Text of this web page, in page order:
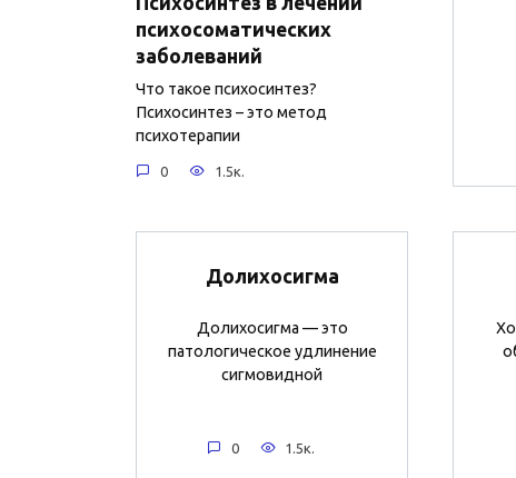
психосоматических
заболеваний
Что такое психосинтез?
Психосинтез – это метод
психотерапии
0 1.5к.
Долихосигма
Долихосигма — это
патологическое удлинение
сигмовидной
0 1.5к.